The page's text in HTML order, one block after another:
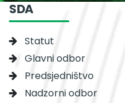
SDA
Statut
Glavni odbor
Predsjedništvo
Nadzorni odbor